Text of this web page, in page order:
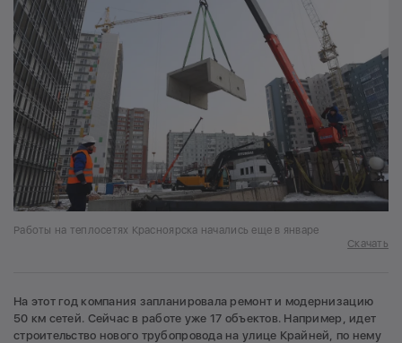
Работы на теплосетях Красноярска начались еще в январе
Скачать
На этот год компания запланировала ремонт и модернизацию
50 км сетей. Сейчас в работе уже 17 объектов. Например, идет
строительство нового трубопровода на улице Крайней, по нему